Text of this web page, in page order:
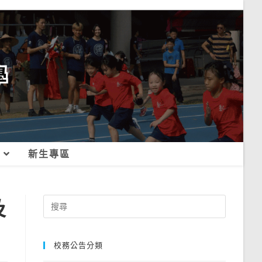
新生專區
Search
for:
校務公告分類